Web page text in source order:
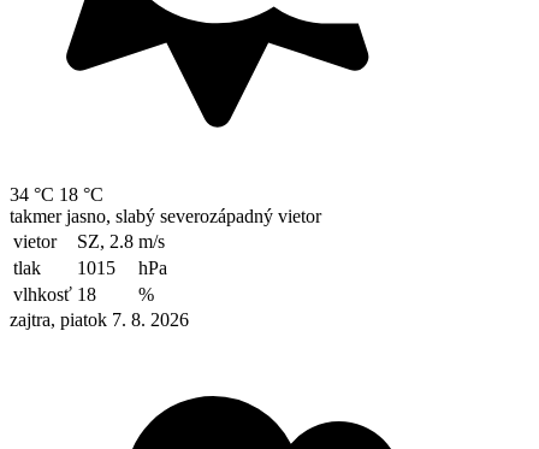
34 °C 18 °C
takmer jasno, slabý severozápadný vietor
vietor
SZ, 2.8 m/s
tlak
1015
hPa
vlhkosť 18
%
zajtra, piatok 7. 8. 2026